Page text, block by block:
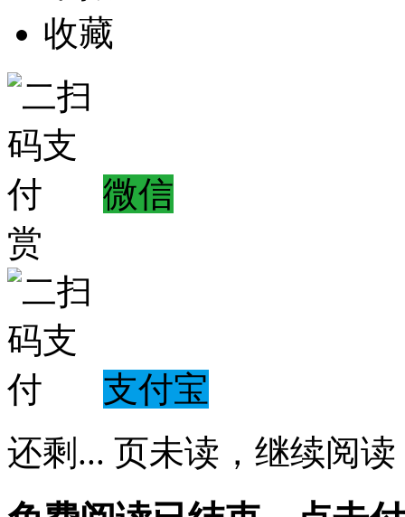
收藏
微信
赏
支付宝
还剩 ... 页未读， 继续阅读